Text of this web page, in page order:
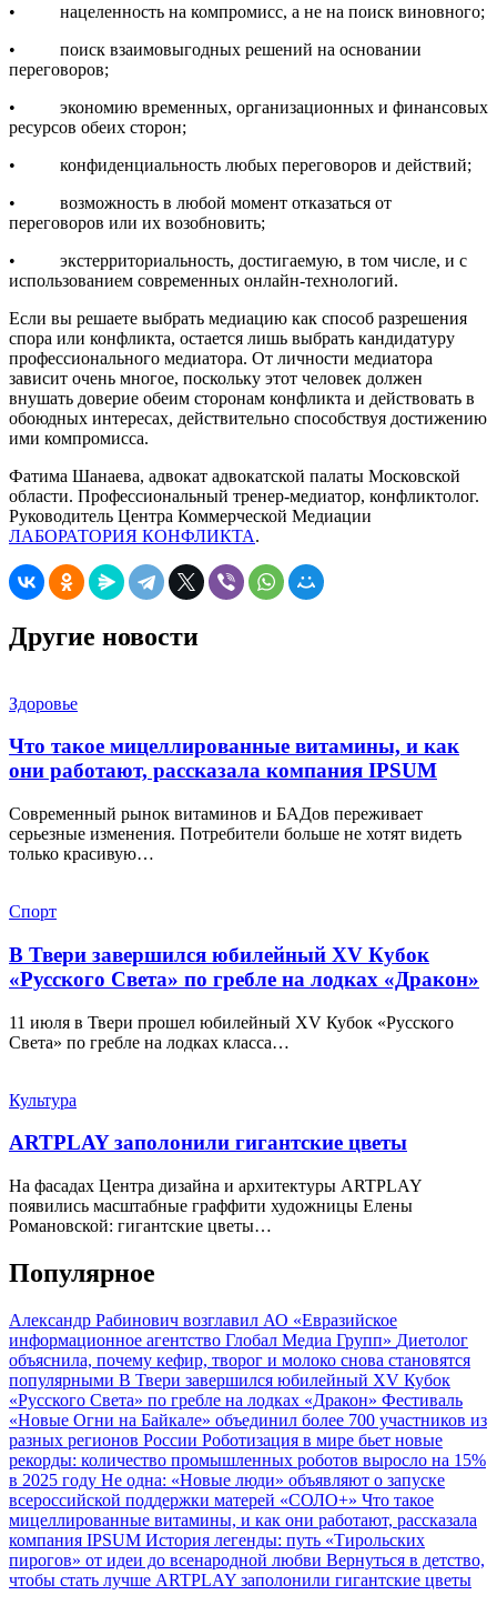
• нацеленность на компромисс, а не на поиск виновного;
• поиск взаимовыгодных решений на основании
переговоров;
• экономию временных, организационных и финансовых
ресурсов обеих сторон;
• конфиденциальность любых переговоров и действий;
• возможность в любой момент отказаться от
переговоров или их возобновить;
• экстерриториальность, достигаемую, в том числе, и с
использованием современных онлайн-технологий.
Если вы решаете выбрать медиацию как способ разрешения
спора или конфликта, остается лишь выбрать кандидатуру
профессионального медиатора. От личности медиатора
зависит очень многое, поскольку этот человек должен
внушать доверие обеим сторонам конфликта и действовать в
обоюдных интересах, действительно способствуя достижению
ими компромисса.
Фатима Шанаева, адвокат адвокатской палаты Московской
области. Профессиональный тренер-медиатор, конфликтолог.
Руководитель Центра Коммерческой Медиации
ЛАБОРАТОРИЯ КОНФЛИКТА.
Другие новости
Здоровье
Что такое мицеллированные витамины, и как
они работают, рассказала компания IPSUM
Современный рынок витаминов и БАДов переживает
серьезные изменения. Потребители больше не хотят видеть
только красивую…
Спорт
В Твери завершился юбилейный XV Кубок
«Русского Света» по гребле на лодках «Дракон»
11 июля в Твери прошел юбилейный XV Кубок «Русского
Света» по гребле на лодках класса…
Культура
ARTPLAY заполонили гигантские цветы
На фасадах Центра дизайна и архитектуры ARTPLAY
появились масштабные граффити художницы Елены
Романовской: гигантские цветы…
Популярное
Александр Рабинович возглавил АО «Евразийское
информационное агентство Глобал Медиа Групп» Диетолог
объяснила, почему кефир, творог и молоко снова становятся
популярными В Твери завершился юбилейный XV Кубок
«Русского Света» по гребле на лодках «Дракон» Фестиваль
«Новые Огни на Байкале» объединил более 700 участников из
разных регионов России Роботизация в мире бьет новые
рекорды: количество промышленных роботов выросло на 15%
в 2025 году Не одна: «Новые люди» объявляют о запуске
всероссийской поддержки матерей «СОЛО+» Что такое
мицеллированные витамины, и как они работают, рассказала
компания IPSUM История легенды: путь «Тирольских
пирогов» от идеи до всенародной любви Вернуться в детство,
чтобы стать лучше ARTPLAY заполонили гигантские цветы